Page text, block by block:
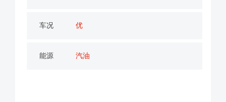
车况 优
能源 汽油